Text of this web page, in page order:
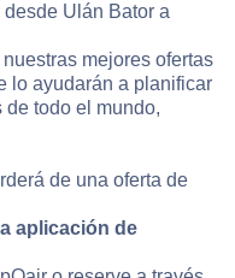
Ulán Bator a
mejores ofertas
lo ayudarán a planificar
todo el mundo,
de una oferta de
aplicación de